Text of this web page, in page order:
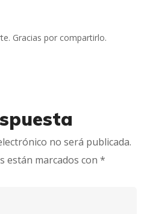
Gracias por compartirlo.
no será publicada.
están marcados con*